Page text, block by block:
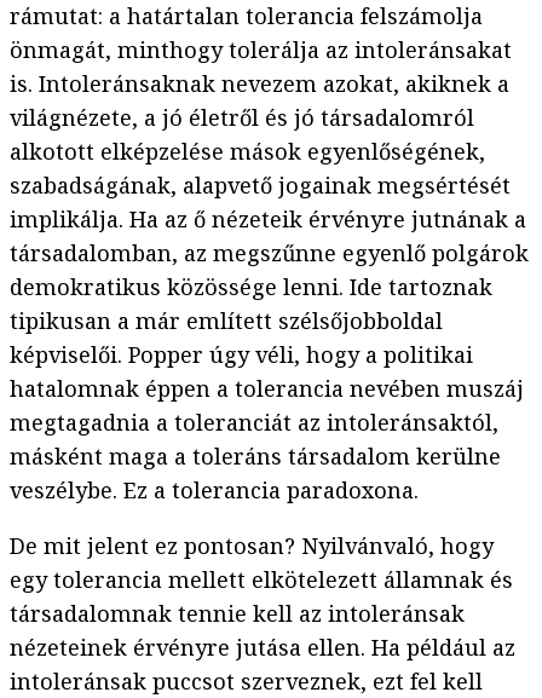
rámutat: a határtalan tolerancia felszámolja
önmagát, minthogy tolerálja az intoleránsakat
is. Intoleránsaknak nevezem azokat, akiknek a
világnézete, a jó életről és jó társadalomról
alkotott elképzelése mások egyenlőségének,
szabadságának, alapvető jogainak megsértését
implikálja. Ha az ő nézeteik érvényre jutnának a
társadalomban, az megszűnne egyenlő polgárok
demokratikus közössége lenni. Ide tartoznak
tipikusan a már említett szélsőjobboldal
képviselői. Popper úgy véli, hogy a politikai
hatalomnak éppen a tolerancia nevében muszáj
megtagadnia a toleranciát az intoleránsaktól,
másként maga a toleráns társadalom kerülne
veszélybe. Ez a tolerancia paradoxona.
De mit jelent ez pontosan? Nyilvánvaló, hogy
egy tolerancia mellett elkötelezett államnak és
társadalomnak tennie kell az intoleránsak
nézeteinek érvényre jutása ellen. Ha például az
intoleránsak puccsot szerveznek, ezt fel kell